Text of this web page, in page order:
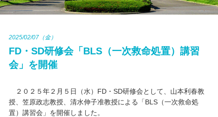
大学案内
学部・大学院
キャンパスライフ
2025/02/07（金）
FD・SD研修会「BLS（一次救命処置）講習
会」を開催
２０２５年２月５日（水）FD・SD研修会として、山本利春教
授、笠原政志教授、清水伸子准教授による「BLS（一次救命処
置）講習会」を開催しました。